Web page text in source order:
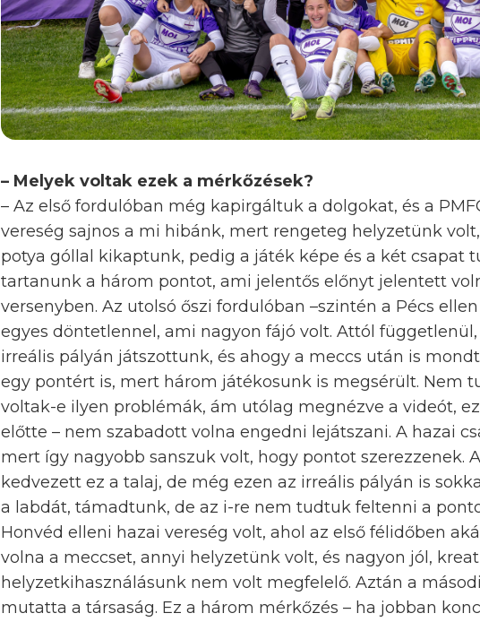
– Melyek voltak ezek a mérkőzések?
– Az első fordulóban még kapirgáltuk a dolgokat, és a
vereség sajnos a mi hibánk, mert rengeteg helyzetünk
potya góllal kikaptunk, pedig a játék képe és a két csapat
tartanunk a három pontot, ami jelentős előnyt jelentett
versenyben. Az utolsó őszi fordulóban –szintén a Pécs
egyes döntetlennel, ami nagyon fájó volt. Attól
irreális pályán játszottunk, és ahogy a meccs után is
egy pontért is, mert három játékosunk is megsérült. Nem
voltak-e ilyen problémák, ám utólag megnézve a videót,
előtte – nem szabadott volna engedni lejátszani. A hazai
mert így nagyobb sanszuk volt, hogy pontot szerezzenek.
kedvezett ez a talaj, de még ezen az irreális pályán is
a labdát, támadtunk, de az i-re nem tudtuk feltenni a
Honvéd elleni hazai vereség volt, ahol az első félidőben
volna a meccset, annyi helyzetünk volt, és nagyon jól,
helyzetkihasználásunk nem volt megfelelő. Aztán a
mutatta a társaság. Ez a három mérkőzés – ha jobban